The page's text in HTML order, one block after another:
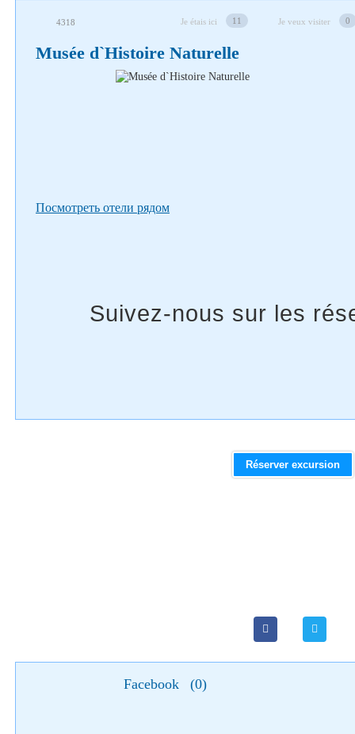
4318 Je étais ici 11 Je veux visiter 0
Musée d`Histoire Naturelle
Посмотреть отели рядом
Réserver excursion
Facebook (0)